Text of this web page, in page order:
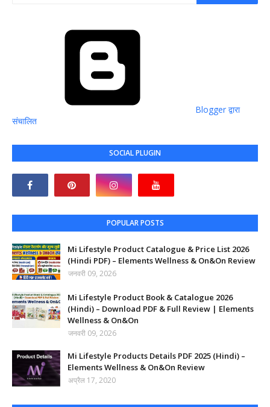
Blogger द्वारा
संचालित
SOCIAL PLUGIN
POPULAR POSTS
Mi Lifestyle Product Catalogue & Price List 2026
(Hindi PDF) – Elements Wellness & On&On Review
जनवरी 09, 2026
Mi Lifestyle Product Book & Catalogue 2026
(Hindi) – Download PDF & Full Review | Elements
Wellness & On&On
जनवरी 09, 2026
Mi Lifestyle Products Details PDF 2025 (Hindi) –
Elements Wellness & On&On Review
अप्रैल 17, 2020